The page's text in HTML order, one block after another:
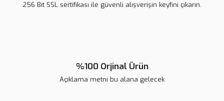
256 Bit SSL sertifikası ile güvenli alışverişin keyfini çıkarın.
%100 Orjinal Ürün
Açıklama metni bu alana gelecek